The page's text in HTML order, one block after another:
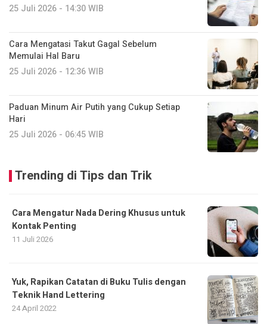
25 Juli 2026 - 14:30 WIB
Cara Mengatasi Takut Gagal Sebelum
Memulai Hal Baru
25 Juli 2026 - 12:36 WIB
Paduan Minum Air Putih yang Cukup Setiap
Hari
25 Juli 2026 - 06:45 WIB
Trending di Tips dan Trik
Cara Mengatur Nada Dering Khusus untuk
Kontak Penting
11 Juli 2026
Yuk, Rapikan Catatan di Buku Tulis dengan
Teknik Hand Lettering
24 April 2022